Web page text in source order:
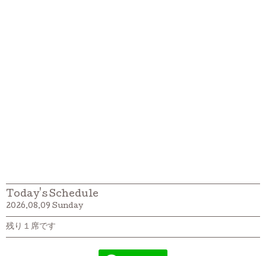
Today's Schedule
2026.08.09 Sunday
残り１席です